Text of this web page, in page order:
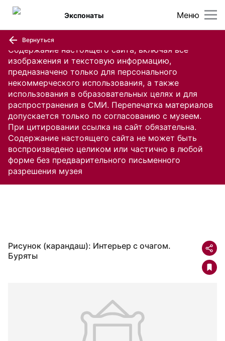
Содержание настоящего сайта, включая все
изображения и текстовую информацию,
предназначено только для персонального
некоммерческого использования, а также
использования в образовательных целях и для
распространения в СМИ. Перепечатка материалов
допускается только по согласованию с музеем.
При цитировании ссылка на сайт обязательна.
Содержание настоящего сайта не может быть
воспроизведено целиком или частично в любой
форме без предварительного письменного
разрешения музея
Меню
Экспонаты
Вернуться
Рисунок (карандаш): Интерьер с очагом.
Буряты